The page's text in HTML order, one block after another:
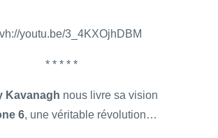
youtu.be/3_4KXOjhDBM
* * * * *
Kavanagh nous livre sa vision
6, une véritable révolution…